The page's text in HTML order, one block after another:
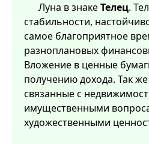
Луна в знакеТелец.
стабильности,
самое благоприятное
разноплановых
Вложение в ценные
получению дохода. Так
связанные с
имущественными
художественными